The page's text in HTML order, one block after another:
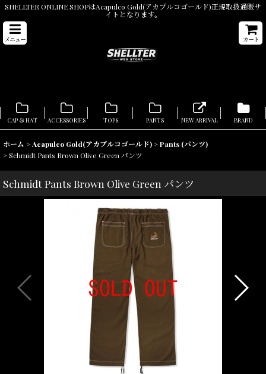
SHELLTER ONLINE SHOPはAcapulco Gold(アカプルコゴールド)正規取扱通販サ
イトとなります。
メニュー カート
CAP & HAT ACCESSORIES TOPS PANTS NEW ARRIVAL BRAND
ホーム >Acapulco Gold(アカプルコゴールド) >Pants (パンツ)
>Schmidt Pants Brown Olive Green パンツ
Schmidt Pants Brown Olive Green パンツ